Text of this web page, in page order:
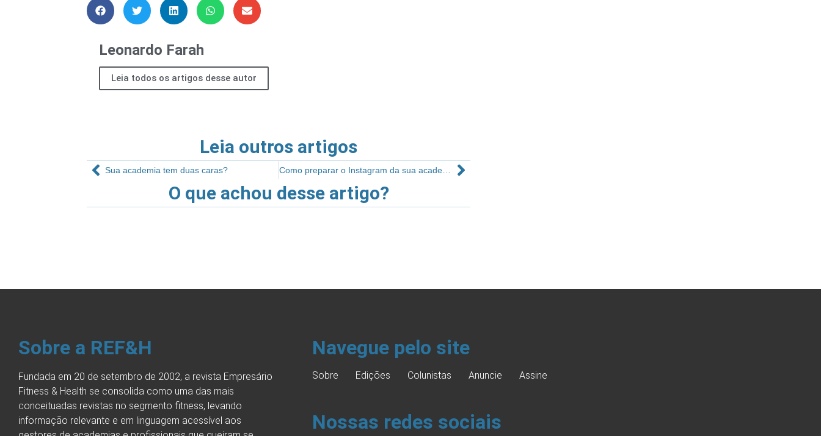
Leonardo Farah
Leia todos os artigos desse autor
Leia outros artigos
Sua academia tem duas caras? Como preparar o Instagram da sua academia para vender mais
O que achou desse artigo?
Sobre a REF&H
Fundada em 20 de setembro de 2002, a revista Empresário
Fitness & Health se consolida como uma das mais
conceituadas revistas no segmento fitness, levando
informação relevante e em linguagem acessível aos
Navegue pelo site
Sobre Edições Colunistas Anuncie Assine
Nossas redes sociais